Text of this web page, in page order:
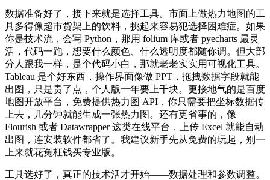
数据准备好了，接下来就是选择工具。市面上做热力地图的工
具多得像超市货架上的饮料，挑起来容易犯选择困难症。如果
你是技术流，会写 Python，那用 folium 库或者 pyecharts 最灵
活，代码一跑，想要什么颜色、什么透明度都随你调。但大部
分人跟我一样，是个代码小白，那就老老实实用可视化工具。
Tableau 是个好东西，操作界面像做 PPT，拖拽数据字段就能
出图，只是贵了点，个人版一年要上千块。更接地气的是百度
地图开放平台，免费提供热力图 API，你只需要把坐标数据传
上去，几分钟就能生成一张热力图。还有更省事的，像
Flourish 或者 Datawrapper 这类在线平台，上传 Excel 就能自动
出图，连安装软件都省了。我建议新手先从免费的玩起，别一
上来就花冤枉钱买专业版。
工具选好了，真正的技术活才开始——数据处理和参数调整。